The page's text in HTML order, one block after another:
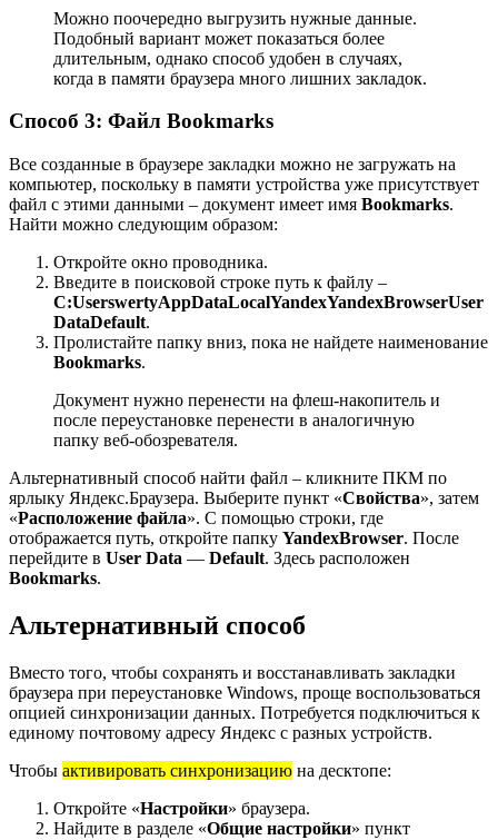
Можно поочередно выгрузить нужные данные.
Подобный вариант может показаться более
длительным, однако способ удобен в случаях,
когда в памяти браузера много лишних закладок.
Способ 3: Файл Bookmarks
Все созданные в браузере закладки можно не загружать на
компьютер, поскольку в памяти устройства уже присутствует
файл с этими данными – документ имеет имя Bookmarks.
Найти можно следующим образом:
Откройте окно проводника.
Введите в поисковой строке путь к файлу –
C:UserswertyAppDataLocalYandexYandexBrowserUser
DataDefault.
Пролистайте папку вниз, пока не найдете наименование
Bookmarks.
Документ нужно перенести на флеш-накопитель и
после переустановке перенести в аналогичную
папку веб-обозревателя.
Альтернативный способ найти файл – кликните ПКМ по
ярлыку Яндекс.Браузера. Выберите пункт «Свойства», затем
«Расположение файла». С помощью строки, где
отображается путь, откройте папку YandexBrowser. После
перейдите в User Data — Default. Здесь расположен
Bookmarks.
Альтернативный способ
Вместо того, чтобы сохранять и восстанавливать закладки
браузера при переустановке Windows, проще воспользоваться
опцией синхронизации данных. Потребуется подключиться к
единому почтовому адресу Яндекс с разных устройств.
Чтобы активировать синхронизацию на десктопе:
Откройте «Настройки» браузера.
Найдите в разделе «Общие настройки» пункт